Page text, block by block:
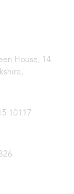
House, 14
10117